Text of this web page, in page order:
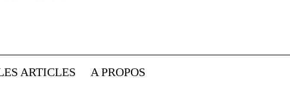
ARTICLES A PROPOS